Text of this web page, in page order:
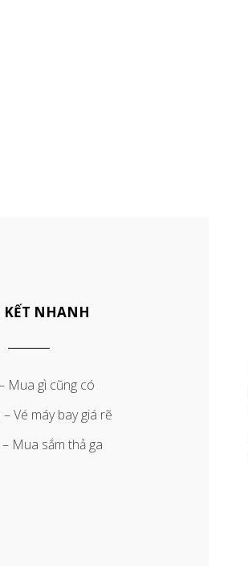
KẾT NHANH
Mua gì cũng có
Vé máy bay giá rẽ
Mua sắm thả ga